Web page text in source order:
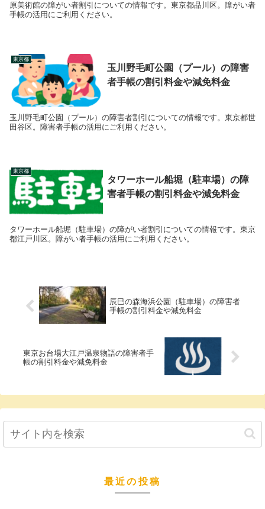
原美術館の障がい者割引についての情報です。東京都品川区。障がい者
手帳の活用にご利用ください。
東京都
玉川野毛町公園（プール）の障害
者手帳の割引料金や減免料金
玉川野毛町公園（プール）の障害者割引についての情報です。東京都世
田谷区。障害者手帳の活用にご利用ください。
東京都
タワーホール船堀（駐車場）の障
害者手帳の割引料金や減免料金
タワーホール船堀（駐車場）の障がい者割引についての情報です。東京
都江戸川区。障がい者手帳の活用にご利用ください。
辰巳の森海浜公園（駐車場）の障害者
手帳の割引料金や減免料金
東京お台場大江戸温泉物語の障害者手
帳の割引料金や減免料金
最近の投稿